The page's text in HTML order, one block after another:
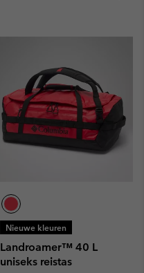
Nieuwe kleuren
Landroamer™ 40 L
uniseks reistas